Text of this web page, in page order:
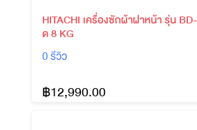
HITACHI เครื่องซักผ้าฝาหน้า รุ่น
ด 8 KG
0 รีวิว
฿12,990.00